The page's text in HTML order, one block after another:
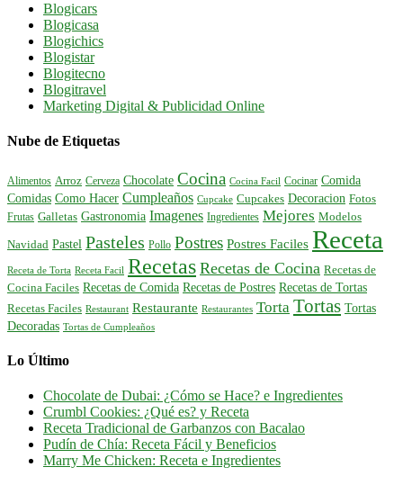
Blogicars
Blogicasa
Blogichics
Blogistar
Blogitecno
Blogitravel
Marketing Digital & Publicidad Online
Nube de Etiquetas
Alimentos Arroz Cerveza Chocolate Cocina Cocina Facil Cocinar Comida
Comidas Como Hacer Cumpleaños Cupcake Cupcakes Decoracion Fotos
Frutas Galletas Gastronomia Imagenes Ingredientes Mejores Modelos
Navidad Pastel Pasteles Pollo Postres Postres Faciles Receta
Receta de Torta Receta Facil Recetas Recetas de Cocina Recetas de
Cocina Faciles Recetas de Comida Recetas de Postres Recetas de Tortas
Recetas Faciles Restaurant Restaurante Restaurantes Torta Tortas Tortas
Decoradas Tortas de Cumpleaños
Lo Último
Chocolate de Dubai: ¿Cómo se Hace? e Ingredientes
Crumbl Cookies: ¿Qué es? y Receta
Receta Tradicional de Garbanzos con Bacalao
Pudín de Chía: Receta Fácil y Beneficios
Marry Me Chicken: Receta e Ingredientes